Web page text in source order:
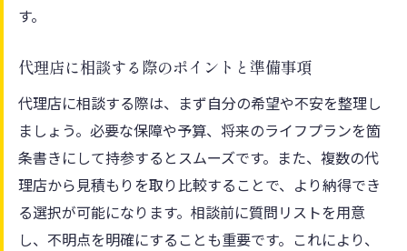
す。
代理店に相談する際のポイントと準備事項
代理店に相談する際は、まず自分の希望や不安を整理し
ましょう。必要な保障や予算、将来のライフプランを箇
条書きにして持参するとスムーズです。また、複数の代
理店から見積もりを取り比較することで、より納得でき
る選択が可能になります。相談前に質問リストを用意
し、不明点を明確にすることも重要です。これにより、